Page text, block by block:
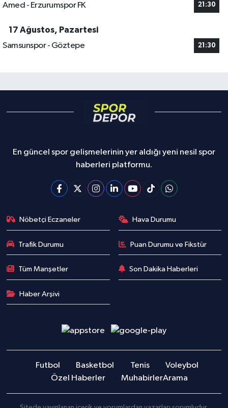
Amed - Erzurumspor FK 21:30
17 Ağustos, Pazartesi
Samsunspor - Göztepe
21:30
En güncel spor gelişmelerinin yer aldığı yeni nesil spor
haberleri platformu.
Nöbetçi Eczaneler Hava Durumu
Trafik Durumu Puan Durumu ve Fikstür
Tüm Manşetler Son Dakika Haberleri
Haber Arşivi
Futbol Basketbol Tenis
Voleybol
Özel Haberler
MuhabirlerArama